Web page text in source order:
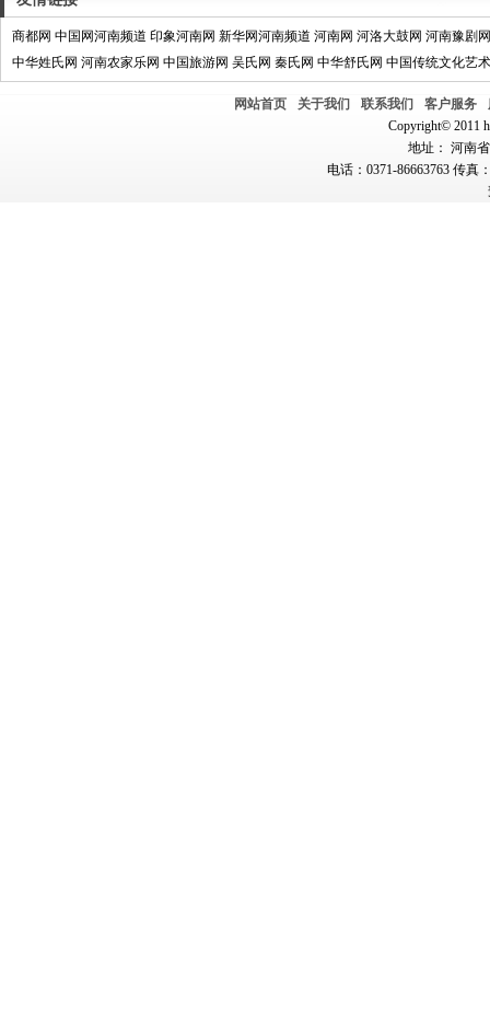
商都网 中国网河南频道 印象河南网 新华网河南频道 河南网 河洛大鼓网 河南豫剧网
中华姓氏网 河南农家乐网 中国旅游网 吴氏网 秦氏网 中华舒氏网 中国传统文化艺
网站首页 关于我们 联系我们 客户服务
Copyright© 2011
地址： 河南
电话：0371-86663763 传真